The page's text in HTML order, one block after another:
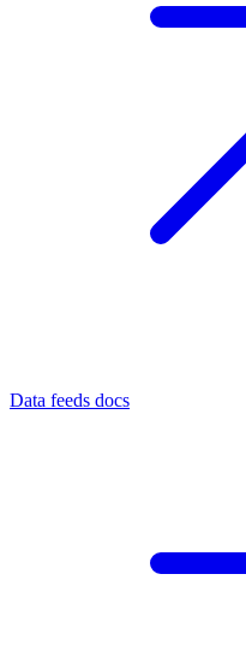
Data feeds docs